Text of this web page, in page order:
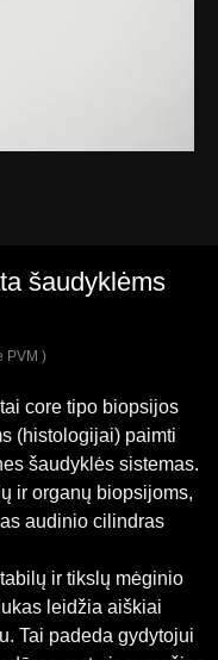
šaudyklėms
PVM )
core tipo biopsijos
(histologijai) paimti
šaudyklės sistemas.
ir organų biopsijoms,
audinio cilindras
ir tikslų mėginio
leidžia aiškiai
Tai padeda gydytojui